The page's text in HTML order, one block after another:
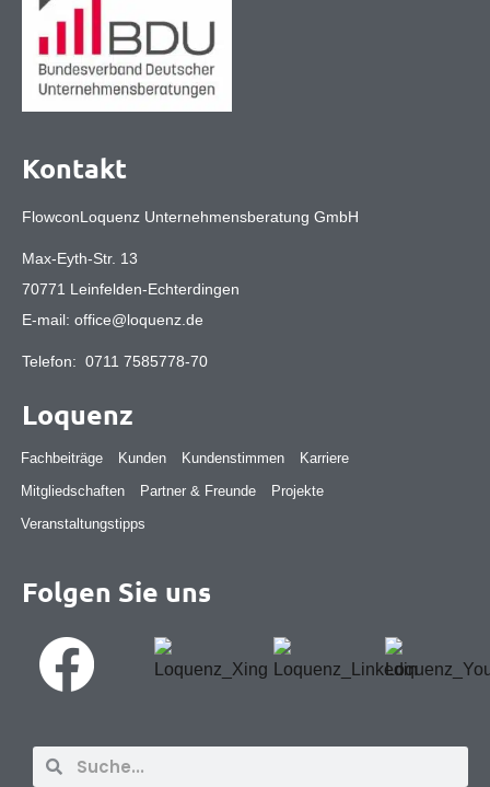
Kontakt
FlowconLoquenz Unternehmensberatung GmbH
Max-Eyth-Str. 13
70771 Leinfelden-Echterdingen
E-mail: office@loquenz.de
Telefon: 0711 7585778-70
Loquenz
Fachbeiträge Kunden Kundenstimmen
Karriere
Mitgliedschaften
Partner & Freunde
Projekte
Veranstaltungstipps
Folgen Sie uns